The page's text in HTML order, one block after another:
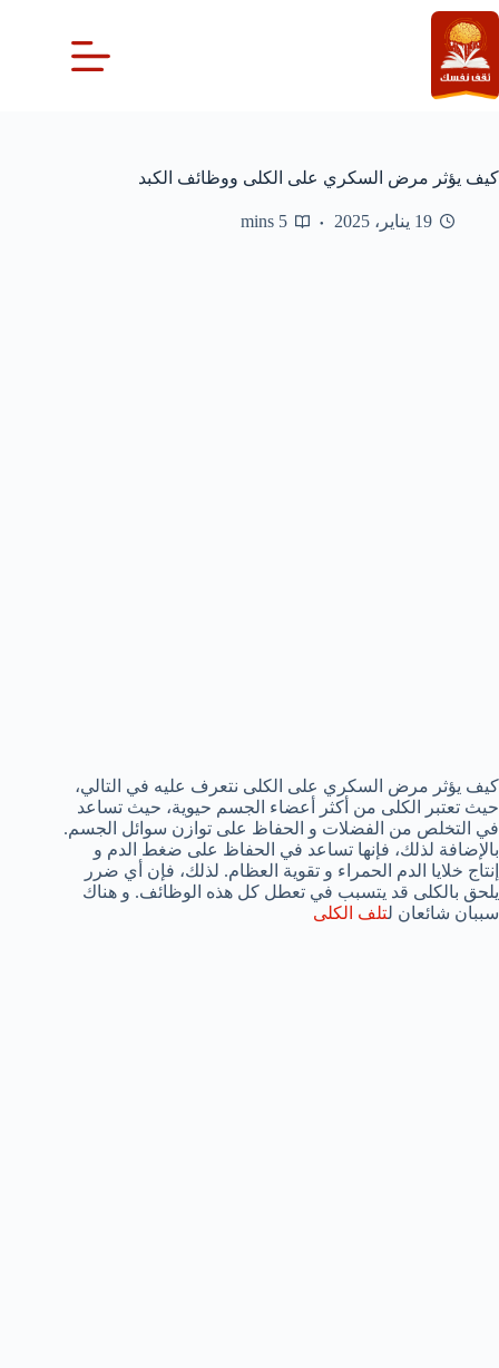
التجاوز
إلى
المحتوى
كيف يؤثر مرض السكري على الكلى ووظائف الكبد
19 يناير، 2025 5 mins
كيف يؤثر مرض السكري على الكلى نتعرف عليه في التالي،
حيث تعتبر الكلى من أكثر أعضاء الجسم حيوية، حيث تساعد
في التخلص من الفضلات و الحفاظ على توازن سوائل الجسم.
بالإضافة لذلك، فإنها تساعد في الحفاظ على ضغط الدم و
إنتاج خلايا الدم الحمراء و تقوية العظام. لذلك، فإن أي ضرر
يلحق بالكلى قد يتسبب في تعطل كل هذه الوظائف. و هناك
سببان شائعان لتلف الكلى